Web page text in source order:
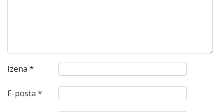
Izena *
E-posta *